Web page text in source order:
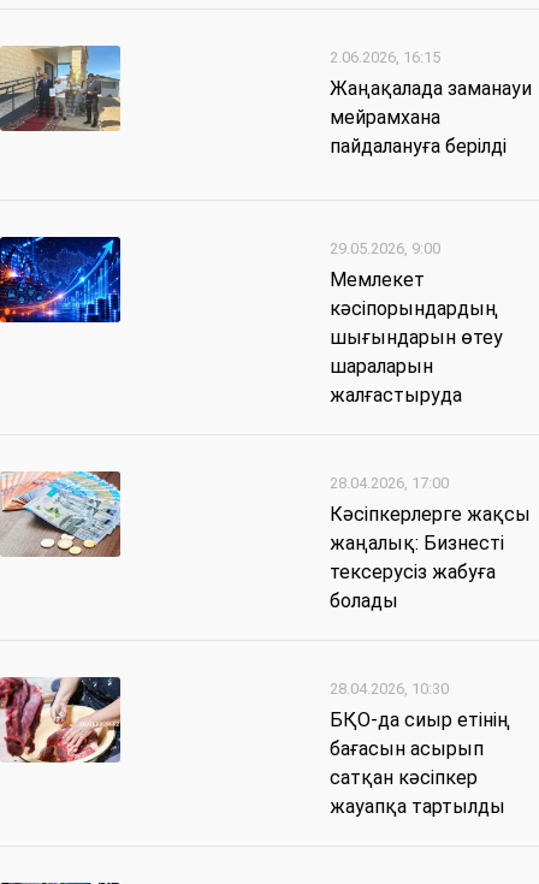
2.06.2026, 16:15
Жаңақалада заманауи
мейрамхана
пайдалануға берілді
29.05.2026, 9:00
Мемлекет
кәсіпорындардың
шығындарын өтеу
шараларын
жалғастыруда
28.04.2026, 17:00
Кәсіпкерлерге жақсы
жаңалық: Бизнесті
тексерусіз жабуға
болады
28.04.2026, 10:30
БҚО-да сиыр етінің
бағасын асырып
сатқан кәсіпкер
жауапқа тартылды